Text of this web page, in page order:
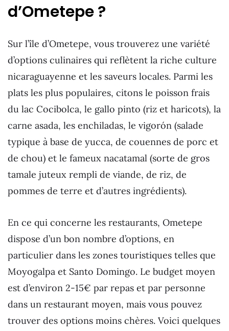
d’Ometepe ?
Sur l’île d’Ometepe, vous trouverez une variété
d’options culinaires qui reflètent la riche culture
nicaraguayenne et les saveurs locales. Parmi les
plats les plus populaires, citons le poisson frais
du lac Cocibolca, le gallo pinto (riz et haricots), la
carne asada, les enchiladas, le vigorón (salade
typique à base de yucca, de couennes de porc et
de chou) et le fameux nacatamal (sorte de gros
tamale juteux rempli de viande, de riz, de
pommes de terre et d’autres ingrédients).
En ce qui concerne les restaurants, Ometepe
dispose d’un bon nombre d’options, en
particulier dans les zones touristiques telles que
Moyogalpa et Santo Domingo. Le budget moyen
est d’environ 2-15€ par repas et par personne
dans un restaurant moyen, mais vous pouvez
trouver des options moins chères. Voici quelques